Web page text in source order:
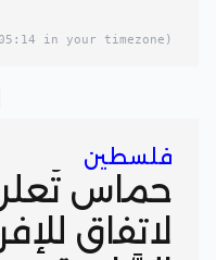
in your timezone)
فلسطين
حماس
لاتفاق